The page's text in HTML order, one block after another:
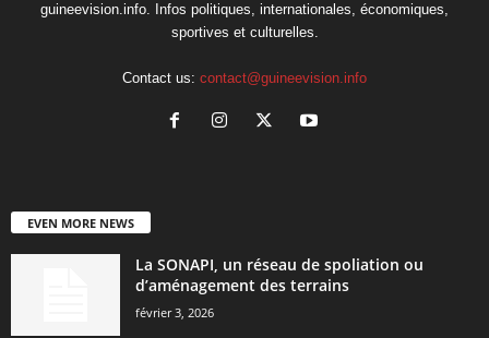
guineevision.info. Infos politiques, internationales, économiques,
sportives et culturelles.
Contact us: contact@guineevision.info
EVEN MORE NEWS
La SONAPI, un réseau de spoliation ou
d’aménagement des terrains
février 3, 2026